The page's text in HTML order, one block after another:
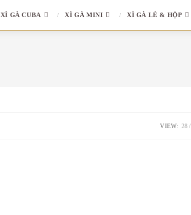
XÌ GÀ CUBA XÌ GÀ MINI XÌ GÀ LẺ & HỘP
VIEW: 28